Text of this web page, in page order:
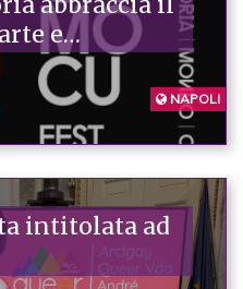
e
Stampa 1
ComuneNAPOLI
intitolata ad